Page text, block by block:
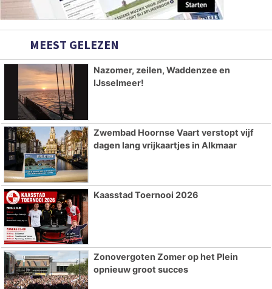
MEEST GELEZEN
Nazomer, zeilen, Waddenzee en
IJsselmeer!
Zwembad Hoornse Vaart verstopt vijf
dagen lang vrijkaartjes in Alkmaar
Kaasstad Toernooi 2026
Zonovergoten Zomer op het Plein
opnieuw groot succes